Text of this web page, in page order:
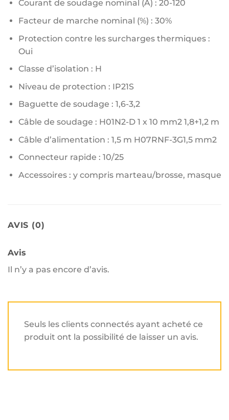
Courant de soudage nominal (A) : 20-120
Facteur de marche nominal (%) : 30%
Protection contre les surcharges thermiques :
Oui
Classe d’isolation : H
Niveau de protection : IP21S
Baguette de soudage : 1,6-3,2
Câble de soudage : H01N2-D 1 x 10 mm2 1,8+1,2 m
Câble d’alimentation : 1,5 m H07RNF-3G1,5 mm2
Connecteur rapide : 10/25
Accessoires : y compris marteau/brosse, masque
AVIS (0)
Avis
Il n’y a pas encore d’avis.
Seuls les clients connectés ayant acheté ce
produit ont la possibilité de laisser un avis.